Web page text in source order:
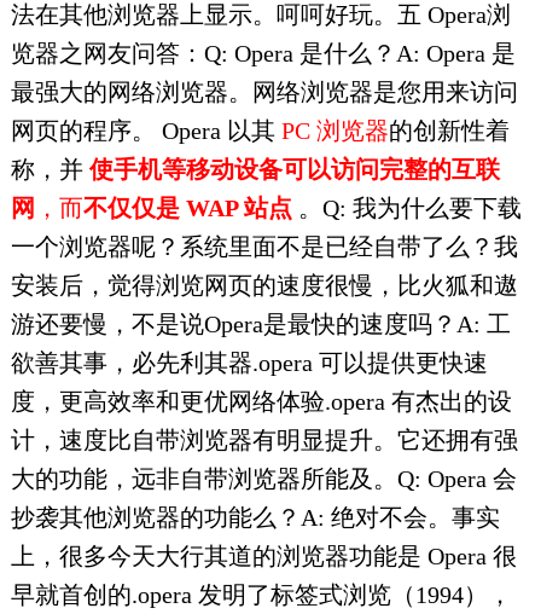
法在其他浏览器上显示。呵呵好玩。五 Opera浏
览器之网友问答：Q: Opera 是什么？A: Opera 是
最强大的网络浏览器。网络浏览器是您用来访问
网页的程序。 Opera 以其 PC 浏览器的创新性着
称，并 使手机等移动设备可以访问完整的互联
网 ，而不仅仅是 WAP 站点 。Q: 我为什么要下载
一个浏览器呢？系统里面不是已经自带了么？我
安装后，觉得浏览网页的速度很慢，比火狐和遨
游还要慢，不是说Opera是最快的速度吗？A: 工
欲善其事，必先利其器.opera 可以提供更快速
度，更高效率和更优网络体验.opera 有杰出的设
计，速度比自带浏览器有明显提升。它还拥有强
大的功能，远非自带浏览器所能及。Q: Opera 会
抄袭其他浏览器的功能么？A: 绝对不会。事实
上，很多今天大行其道的浏览器功能是 Opera 很
早就首创的.opera 发明了标签式浏览（1994），